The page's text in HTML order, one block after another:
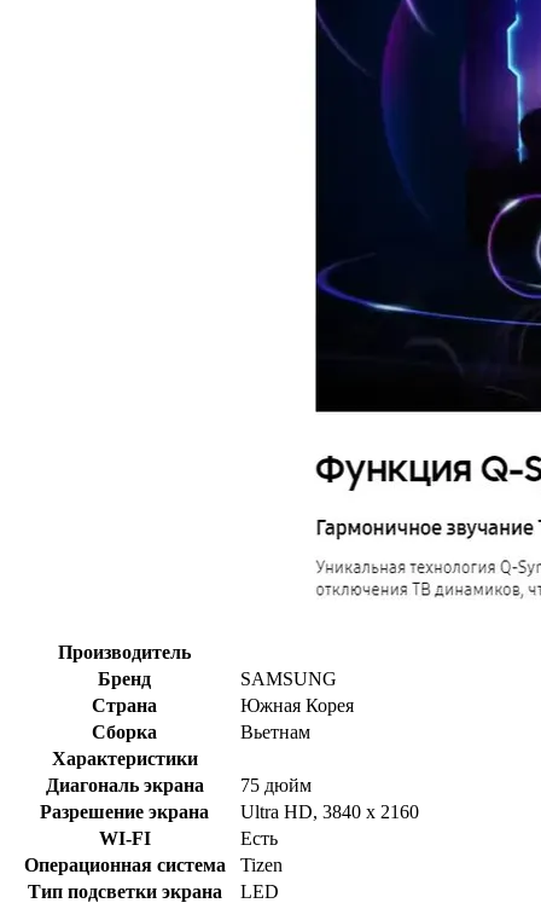
Производитель
Бренд
SAMSUNG
Страна
Южная Корея
Сборка
Вьетнам
Характеристики
Диагональ экрана
75 дюйм
Разрешение экрана
Ultra HD, 3840 x 2160
WI-FI
Есть
Операционная система
Tizen
Тип подсветки экрана
LED